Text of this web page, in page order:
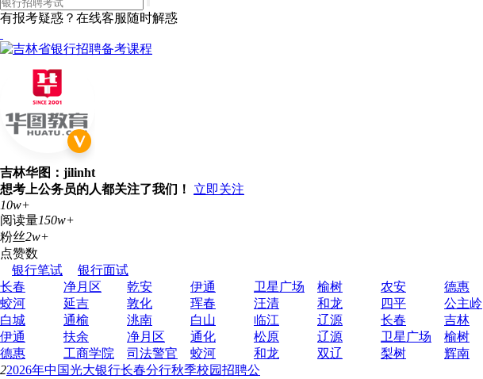
有报考疑惑？在线客服随时解惑
吉林华图：jilinht
想考上公务员的人都关注了我们！
立即关注
10w+
阅读量150w+
粉丝2w+
点赞数
银行笔试
银行面试
长春
净月区 乾安 伊通 卫星广场 榆树 农安 德惠
蛟河
延吉 敦化 珲春 汪清 和龙 四平 公主岭
白城
通榆 洮南 白山 临江 辽源 长春 吉林
伊通
扶余 净月区 通化 松原 辽源 卫星广场 榆树
德惠
工商学院 司法警官 蛟河 和龙 双辽 梨树 辉南
22026年中国光大银行长春分行秋季校园招聘公